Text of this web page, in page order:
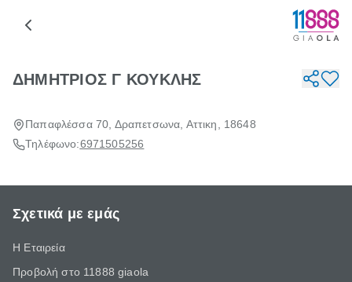
ΔΗΜΗΤΡΙΟΣ Γ ΚΟΥΚΛΗΣ
Παπαφλέσσα 70, Δραπετσωνα, Αττικη, 18648
Τηλέφωνο:6971505256
Σχετικά με εμάς
Η Εταιρεία
Προβολή στο 11888 giaola